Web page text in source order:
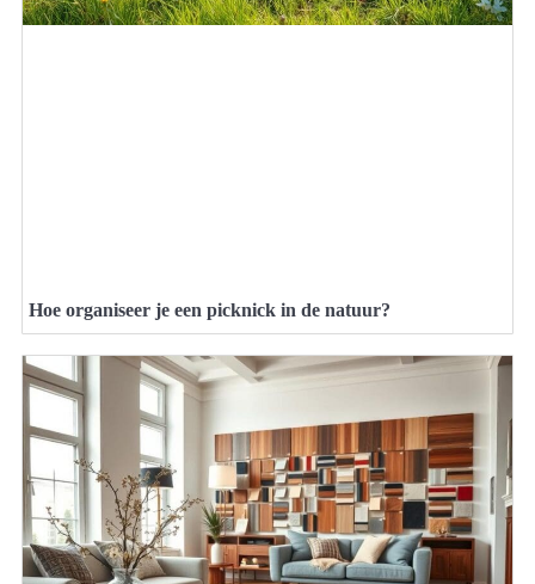
Hoe organiseer je een picknick in de natuur?